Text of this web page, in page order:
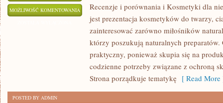
MOŻLIWOŚĆ KOMENTOWANIA
ZRÓB
SAM
Recenzje i porównania i Kosmetyki dla
jest prezentacja kosmetyków do twarzy,
zainteresować zarówno miłośników
którzy poszukują naturalnych preparatów.
praktyczny, ponieważ skupia się na
codzienne potrzeby związane z ochroną
Strona porządkuje tematykę [ Read More
POSTED BY ADMIN